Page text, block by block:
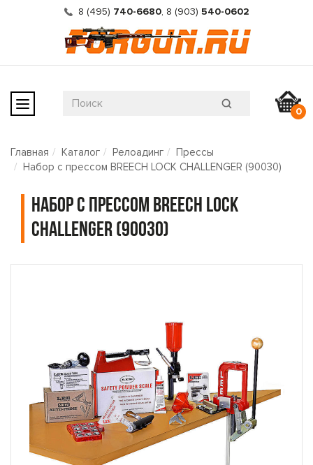
8 (495) 740-6680, 8 (903) 540-0602
0
Главная Каталог Релоадинг
Прессы
Набор с прессом BREECH LOCK CHALLENGER (90030)
Набор с прессом BREECH LOCK
CHALLENGER (90030)